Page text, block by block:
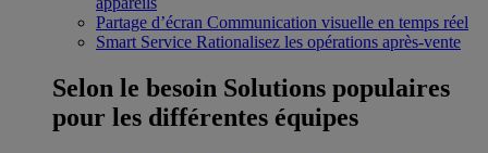
Partage d’écran Communication visuelle en temps réel
Smart Service Rationalisez les opérations après-vente
Selon le besoin Solutions populaires
pour les différentes équipes